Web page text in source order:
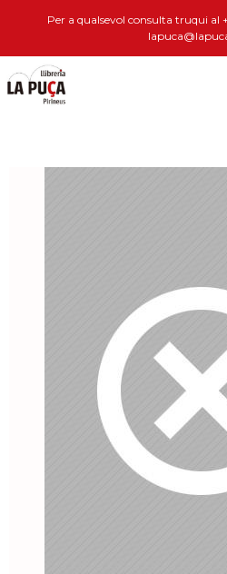
Per a qualsevol consulta truqui al